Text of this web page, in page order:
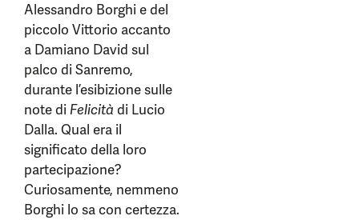
Alessandro Borghi e del
piccolo Vittorio accanto
a Damiano David sul
palco di Sanremo,
durante l’esibizione sulle
note di Felicità di Lucio
Dalla. Qual era il
significato della loro
partecipazione?
Curiosamente, nemmeno
Borghi lo sa con certezza.